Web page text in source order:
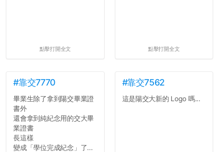
點擊打開全文 點擊打開全文
#靠交7770
畢業生除了拿到陽交畢業證
書外
還會拿到純紀念用的交大畢
業證書
長這樣
變成「學位完成紀念」了...
#靠交7562
這是陽交大新的 Logo 嗎...